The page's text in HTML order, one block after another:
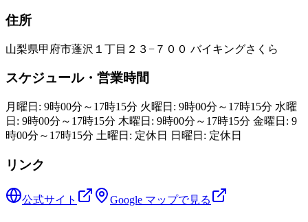
住所
山梨県甲府市蓬沢１丁目２３−７００ バイキングさくら
スケジュール・営業時間
月曜日: 9時00分～17時15分 火曜日: 9時00分～17時15分 水曜
日: 9時00分～17時15分 木曜日: 9時00分～17時15分 金曜日: 9
時00分～17時15分 土曜日: 定休日 日曜日: 定休日
リンク
公式サイト Google マップで見る